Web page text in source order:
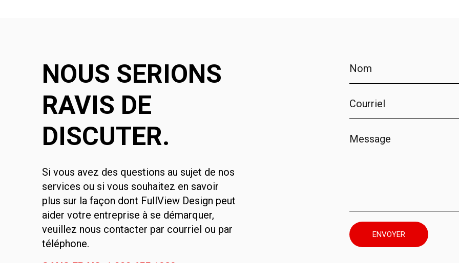
NOUS SERIONS
RAVIS DE
DISCUTER.
Si vous avez des questions au sujet de nos
services ou si vous souhaitez en savoir
plus sur la façon dont FullView Design peut
aider votre entreprise à se démarquer,
veuillez nous contacter par courriel ou par
téléphone.